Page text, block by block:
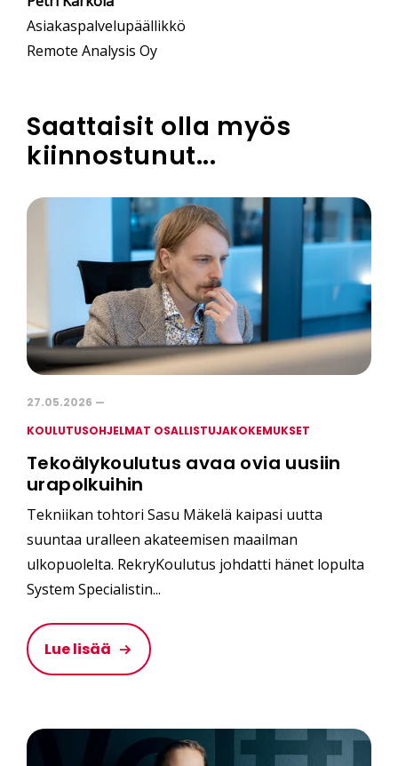
Asiakaspalvelupäällikkö
Remote Analysis Oy
Saattaisit olla myös
kiinnostunut...
27.05.2026 —
KOULUTUSOHJELMAT OSALLISTUJAKOKEMUKSET
Tekoälykoulutus avaa ovia uusiin
urapolkuihin
Tekniikan tohtori Sasu Mäkelä kaipasi uutta
suuntaa uralleen akateemisen maailman
ulkopuolelta. RekryKoulutus johdatti hänet lopulta
System Specialistin...
Lue lisää